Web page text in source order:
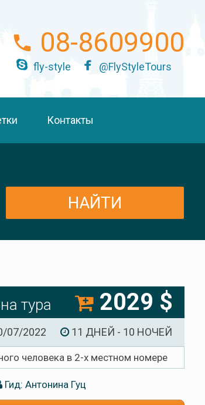
08-8609900
fly-style @FlyStyleTours
Контакты
тура 2029 $
07/2022 11 ДНЕЙ - 10 НОЧЕЙ
человека в 2-х местном номере
Гид: Антонина Гуц